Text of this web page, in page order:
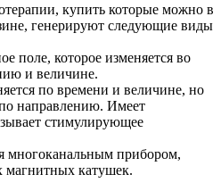
купить которые можно в
генерируют следующие виды
поле, которое изменяется во
и величине.
по времени и величине, но
направлению. Имеет
стимулирующее
многоканальным прибором,
магнитных катушек.